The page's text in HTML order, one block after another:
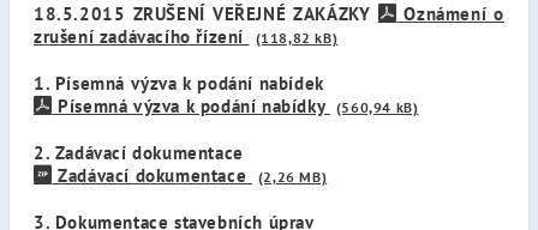
18.5.2015 ZRUŠENÍ VEŘEJNÉ ZAKÁZKY
Oznámení o
zrušení zadávacího řízení
(118,82 kB)
1. Písemná výzva k podání nabídek
Písemná výzva k podání nabídky
(560,94 kB)
2. Zadávací dokumentace
Zadávací dokumentace
(2,26 MB)
3. Dokumentace stavebních úprav